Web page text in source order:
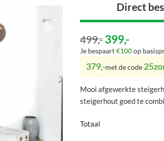
Direct
499,- 399,-
Je bespaart€100op
379,-met de code
Mooi afgewerkte
steigerhout goed te
Totaal